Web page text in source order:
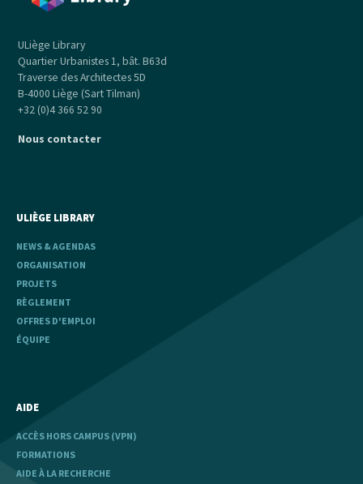
ULiège Library
Quartier Urbanistes 1, bât. B63d
Traverse des Architectes 5D
B-4000 Liège (Sart Tilman)
+32 (0)4 366 52 90
Nous contacter
ULIÈGE LIBRARY
NEWS & AGENDAS
ORGANISATION
PROJETS
RÈGLEMENT
OFFRES D'EMPLOI
ÉQUIPE
AIDE
ACCÈS HORS CAMPUS (VPN)
FORMATIONS
AIDE À LA RECHERCHE